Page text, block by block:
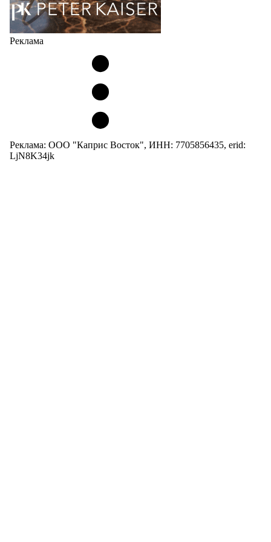
Реклама
Реклама: ООО "Каприс Восток", ИНН: 7705856435, erid:
LjN8K34jk